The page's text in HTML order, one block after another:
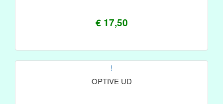
€ 17,50
!
OPTIVE UD